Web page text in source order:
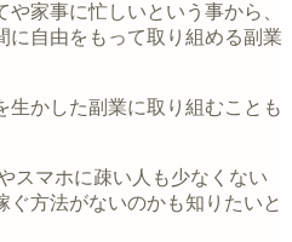
家事に忙しいという事から、
に自由をもって取り組める副業
生かした副業に取り組むことも
スマホに疎い人も少なくない
方法がないのかも知りたいと